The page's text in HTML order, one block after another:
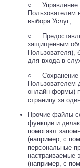
○ Управление
Пользователем
выбора Услуг;
○
защищенным
Пользователя),
для входа в
○ Сохранение
Пользователем
онлайн-формы)
страницу за
Прочие файлы
функции и
помогают
(например, с
персональные
настраиваемые
(например, с